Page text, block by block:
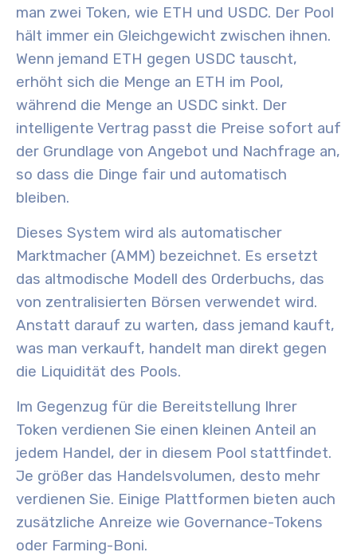
man zwei Token, wie ETH und USDC. Der Pool
hält immer ein Gleichgewicht zwischen ihnen.
Wenn jemand ETH gegen USDC tauscht,
erhöht sich die Menge an ETH im Pool,
während die Menge an USDC sinkt. Der
intelligente Vertrag passt die Preise sofort auf
der Grundlage von Angebot und Nachfrage an,
so dass die Dinge fair und automatisch
bleiben.
Dieses System wird als automatischer
Marktmacher (AMM) bezeichnet. Es ersetzt
das altmodische Modell des Orderbuchs, das
von zentralisierten Börsen verwendet wird.
Anstatt darauf zu warten, dass jemand kauft,
was man verkauft, handelt man direkt gegen
die Liquidität des Pools.
Im Gegenzug für die Bereitstellung Ihrer
Token verdienen Sie einen kleinen Anteil an
jedem Handel, der in diesem Pool stattfindet.
Je größer das Handelsvolumen, desto mehr
verdienen Sie. Einige Plattformen bieten auch
zusätzliche Anreize wie Governance-Tokens
oder Farming-Boni.